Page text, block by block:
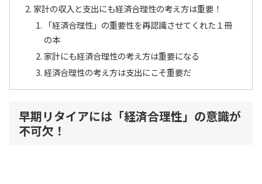
家計の収入と支出にも経済合理性の考え方は重要！
「経済合理性」の重要性を再認識させてくれた１冊
の本
家計にも経済合理性の考え方は重要になる
経済合理性の考え方は支出にこそ重要だ
早期リタイアには「経済合理性」の意識が
不可欠！